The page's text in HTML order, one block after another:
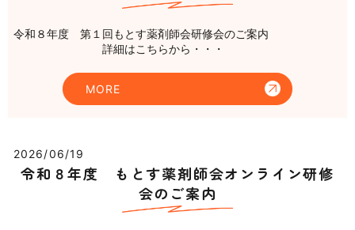
令和８年度 第１回もとす薬剤師会研修会のご案内
詳細はこちらから・・・
MORE
2026/06/19
令和８年度 もとす薬剤師会オンライン研修
会のご案内